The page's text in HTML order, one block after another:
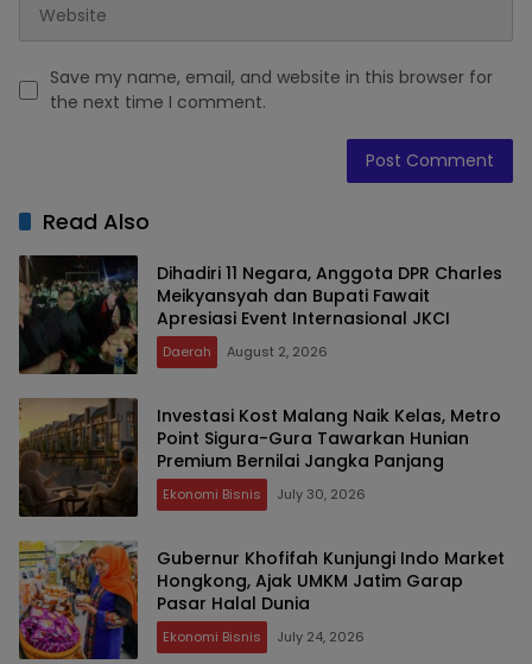
Save my name, email, and website in this browser for
the next time I comment.
Read Also
Dihadiri 11 Negara, Anggota DPR Charles
Meikyansyah dan Bupati Fawait
Apresiasi Event Internasional JKCI
Daerah August 2, 2026
Investasi Kost Malang Naik Kelas, Metro
Point Sigura-Gura Tawarkan Hunian
Premium Bernilai Jangka Panjang
Ekonomi Bisnis July 30, 2026
Gubernur Khofifah Kunjungi Indo Market
Hongkong, Ajak UMKM Jatim Garap
Pasar Halal Dunia
Ekonomi Bisnis July 24, 2026